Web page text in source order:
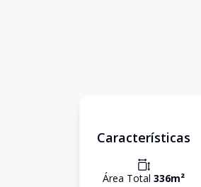
Características
Área Total 336m²